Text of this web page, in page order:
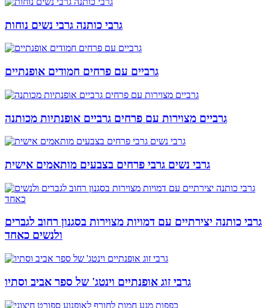
גרבי כותנה גרבי נשים נוחות
גרביים עם פרחים חמודים אופנתיים
גרביים מצוירות עם פרחים גרביים אופנתיות מכותנה
גרבי נשים גרבי פרחים בצבעים מותאמים אישית
גרבי כותנה יצירתיים עם דמויות מצוירות בסגנון רחוב לגברים
ולנשים כאחד
גרבי זוג אופנתיים וינטג' של ספר אביב וסתיו